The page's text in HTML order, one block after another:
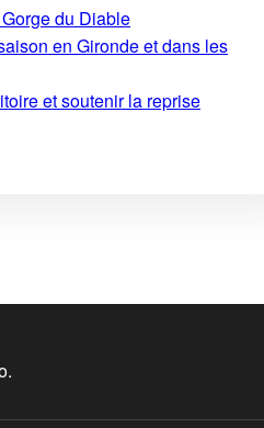
du Diable
en Gironde et dans les
et soutenir la reprise